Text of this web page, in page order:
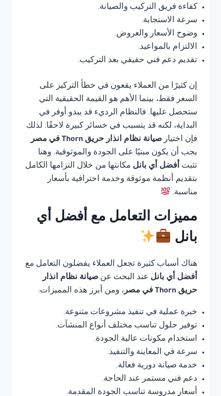
كفاءة فريق التركيب والصيانة.
سرعة الاستجابة.
وضوح الأسعار والعروض.
الالتزام بالمواعيد.
تقديم دعم فني حقيقي بعد التركيب.
إن كثيرًا من العملاء يقعون في خطأ التركيز على
السعر فقط، بينما الأهم هو القيمة الحقيقية التي
ستحصل عليها. فالنظام الرديء قد يبدو أوفر في
البداية، لكنه قد يتسبب في خسائر كبيرة لاحقًا. لذلك
فإن اختيار صيانة نظام انذار حريق Thorn في مصر
يجب أن يكون مبنيًا على الجودة والموثوقية. وهنا
تثبت أفضل أي بانل مكانتها من خلال التزامها الكامل
بتقديم أنظمة موثوقة وخدمة احترافية بأسعار
مناسبة.
مميزات التعامل مع أفضل أي
بانل
هناك أسباب كثيرة تجعل العملاء يفضلون التعامل مع
أفضل أي بانل عند البحث عن صيانة نظام انذار
حريق Thorn في مصر
، ومن أبرز هذه المميزات:
خبرة عملية في تنفيذ مشروعات متنوعة.
توفير حلول تناسب مختلف أنواع المنشآت.
استخدام مكونات عالية الجودة.
سرعة في المعاينة والتنفيذ.
خدمة صيانة دورية فعالة.
دعم فني مستمر عند الحاجة.
أسعار مدروسة تناسب الجودة المقدمة.